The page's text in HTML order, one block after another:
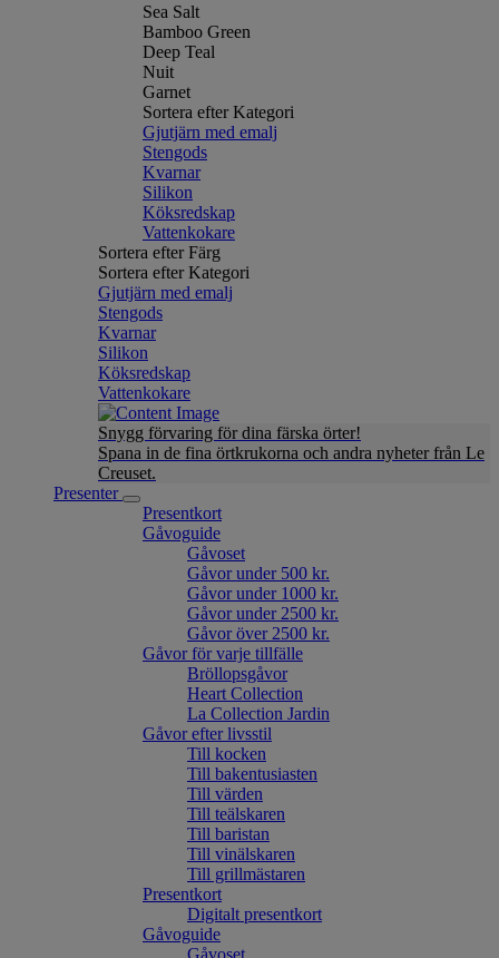
Sea Salt
Bamboo Green
Deep Teal
Nuit
Garnet
Sortera efter Kategori
Gjutjärn med emalj
Stengods
Kvarnar
Silikon
Köksredskap
Vattenkokare
Sortera efter Färg
Sortera efter Kategori
Gjutjärn med emalj
Stengods
Kvarnar
Silikon
Köksredskap
Vattenkokare
Snygg förvaring för dina färska örter!
Spana in de fina örtkrukorna och andra nyheter från Le
Creuset.
Presenter
Presentkort
Gåvoguide
Gåvoset
Gåvor under 500 kr.
Gåvor under 1000 kr.
Gåvor under 2500 kr.
Gåvor över 2500 kr.
Gåvor för varje tillfälle
Bröllopsgåvor
Heart Collection
La Collection Jardin
Gåvor efter livsstil
Till kocken
Till bakentusiasten
Till värden
Till teälskaren
Till baristan
Till vinälskaren
Till grillmästaren
Presentkort
Digitalt presentkort
Gåvoguide
Gåvoset